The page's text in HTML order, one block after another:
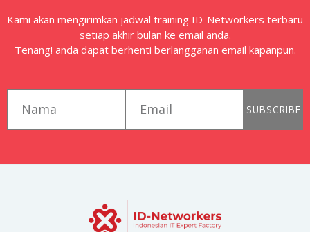
Kami akan mengirimkan jadwal training ID-Networkers terbaru
setiap akhir bulan ke email anda.
Tenang! anda dapat berhenti berlangganan email kapanpun.
SUBSCRIBE